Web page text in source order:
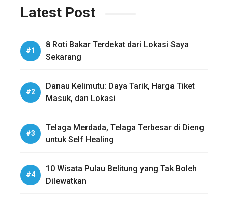
Latest Post
8 Roti Bakar Terdekat dari Lokasi Saya
Sekarang
Danau Kelimutu: Daya Tarik, Harga Tiket
Masuk, dan Lokasi
Telaga Merdada, Telaga Terbesar di Dieng
untuk Self Healing
10 Wisata Pulau Belitung yang Tak Boleh
Dilewatkan